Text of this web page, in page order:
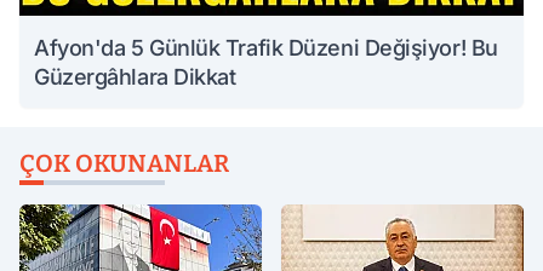
Afyon'da 5 Günlük Trafik Düzeni Değişiyor! Bu
Güzergâhlara Dikkat
ÇOK OKUNANLAR